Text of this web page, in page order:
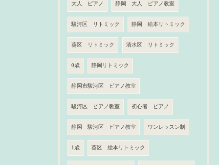
大人 ピアノ 静岡 大人 ピアノ教室
駿河区 リトミック 静岡 絵本リトミック
葵区 リトミック 清水区 リトミック
0歳 静岡リトミック
静岡市駿河区 ピアノ教室
駿河区 ピアノ教室 初心者 ピアノ
静岡 駿河区 ピアノ教室 ワンレッスン制
1歳 葵区 絵本リトミック